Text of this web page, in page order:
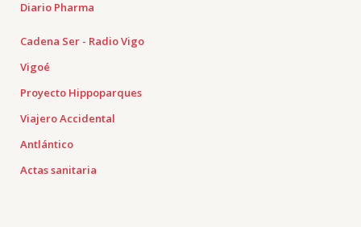
Diario Pharma
Cadena Ser - Radio Vigo
Vigoé
Proyecto Hippoparques
Viajero Accidental
Antlántico
Actas sanitaria